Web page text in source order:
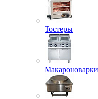
Тостеры
Макароноварки